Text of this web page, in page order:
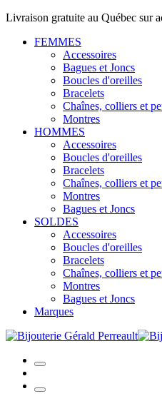
Livraison gratuite au Québec sur
FEMMES
Accessoires
Bagues et Joncs
Boucles d'oreilles
Bracelets
Chaînes, colliers et
Montres
HOMMES
Accessoires
Boucles d'oreilles
Bracelets
Chaînes, colliers et
Montres
Bagues et Joncs
SOLDES
Accessoires
Boucles d'oreilles
Bracelets
Chaînes, colliers et
Montres
Bagues et Joncs
Marques